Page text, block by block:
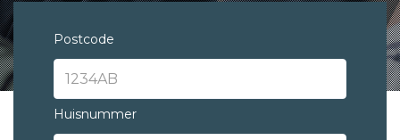
Postcode
Huisnummer